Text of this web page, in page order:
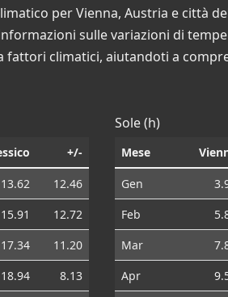
per Vienna, Austria e città
sulle variazioni di
climatici, aiutandoti a
+/-
13.62
12.46
15.91
12.72
17.34
11.20
18.94
8.13
Sole (h)
Mese
Gen
Feb
Mar
Apr